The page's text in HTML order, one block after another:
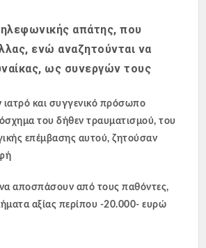
απάτης, που
ενώ αναζητούνται να
ως συνεργών τους
ιατρό και συγγενικό πρόσωπο
του δήθεν τραυματισμού, του
επέμβασης αυτού, ζητούσαν
αποσπάσουν από τους παθόντες,
αξίας περίπου -20.000- ευρώ